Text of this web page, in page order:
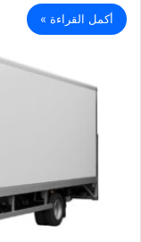
أكمل القراءة »